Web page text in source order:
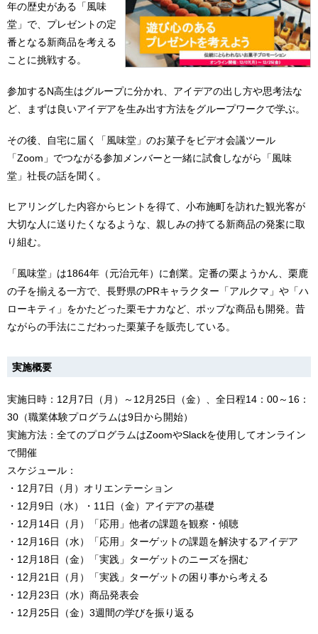
年の歴史がある「風味
堂」で、プレゼントの定
番となる新商品を考える
ことに挑戦する。
参加するN高生はグループに分かれ、アイデアの出し方や思考法な
ど、まずは良いアイデアを生み出す方法をグループワークで学ぶ。
その後、自宅に届く「風味堂」のお菓子をビデオ会議ツール
「Zoom」でつながる参加メンバーと一緒に試食しながら「風味
堂」社長の話を聞く。
ヒアリングした内容からヒントを得て、小布施町を訪れた観光客が
大切な人に送りたくなるような、親しみの持てる新商品の発案に取
り組む。
「風味堂」は1864年（元治元年）に創業。定番の栗ようかん、栗鹿
の子を揃える一方で、長野県のPRキャラクター「アルクマ」や「ハ
ローキティ」をかたどった栗モナカなど、ポップな商品も開発。昔
ながらの手法にこだわった栗菓子を販売している。
実施概要
実施日時：12月7日（月）～12月25日（金）、全日程14：00～16：
30（職業体験プログラムは9日から開始）
実施方法：全てのプログラムはZoomやSlackを使用してオンライン
で開催
スケジュール：
・12月7日（月）オリエンテーション
・12月9日（水）・11日（金）アイデアの基礎
・12月14日（月）「応用」他者の課題を観察・傾聴
・12月16日（水）「応用」ターゲットの課題を解決するアイデア
・12月18日（金）「実践」ターゲットのニーズを掴む
・12月21日（月）「実践」ターゲットの困り事から考える
・12月23日（水）商品発表会
・12月25日（金）3週間の学びを振り返る